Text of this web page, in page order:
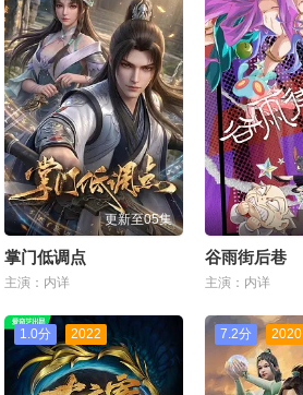
更新至05集
掌门低调点
主演：内详
谷雨街后巷
主演：内详
1.0分 2022 7.2分 2020